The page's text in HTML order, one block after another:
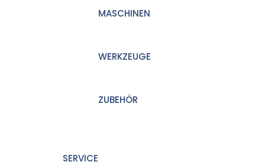
MASCHINEN
WERKZEUGE
ZUBEHÖR
SERVICE